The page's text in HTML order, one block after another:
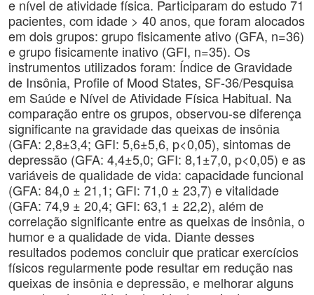
e nível de atividade física. Participaram do estudo 71
pacientes, com idade > 40 anos, que foram alocados
em dois grupos: grupo fisicamente ativo (GFA, n=36)
e grupo fisicamente inativo (GFI, n=35). Os
instrumentos utilizados foram: Índice de Gravidade
de Insônia, Profile of Mood States, SF-36/Pesquisa
em Saúde e Nível de Atividade Física Habitual. Na
comparação entre os grupos, observou-se diferença
significante na gravidade das queixas de insônia
(GFA: 2,8±3,4; GFI: 5,6±5,6, p<0,05), sintomas de
depressão (GFA: 4,4±5,0; GFI: 8,1±7,0, p<0,05) e as
variáveis de qualidade de vida: capacidade funcional
(GFA: 84,0 ± 21,1; GFI: 71,0 ± 23,7) e vitalidade
(GFA: 74,9 ± 20,4; GFI: 63,1 ± 22,2), além de
correlação significante entre as queixas de insônia, o
humor e a qualidade de vida. Diante desses
resultados podemos concluir que praticar exercícios
físicos regularmente pode resultar em redução nas
queixas de insônia e depressão, e melhorar alguns